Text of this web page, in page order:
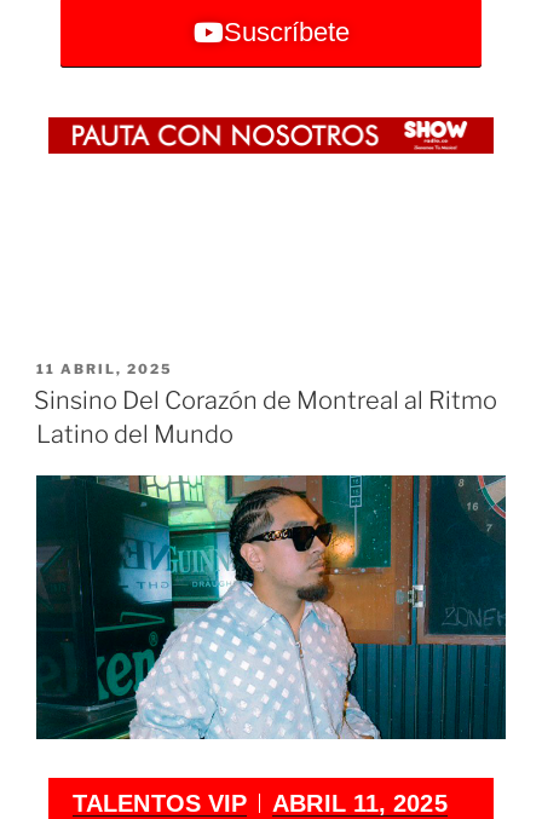
Suscríbete
11 ABRIL, 2025
Sinsino Del Corazón de Montreal al Ritmo
Latino del Mundo
TALENTOS VIP ABRIL 11, 2025